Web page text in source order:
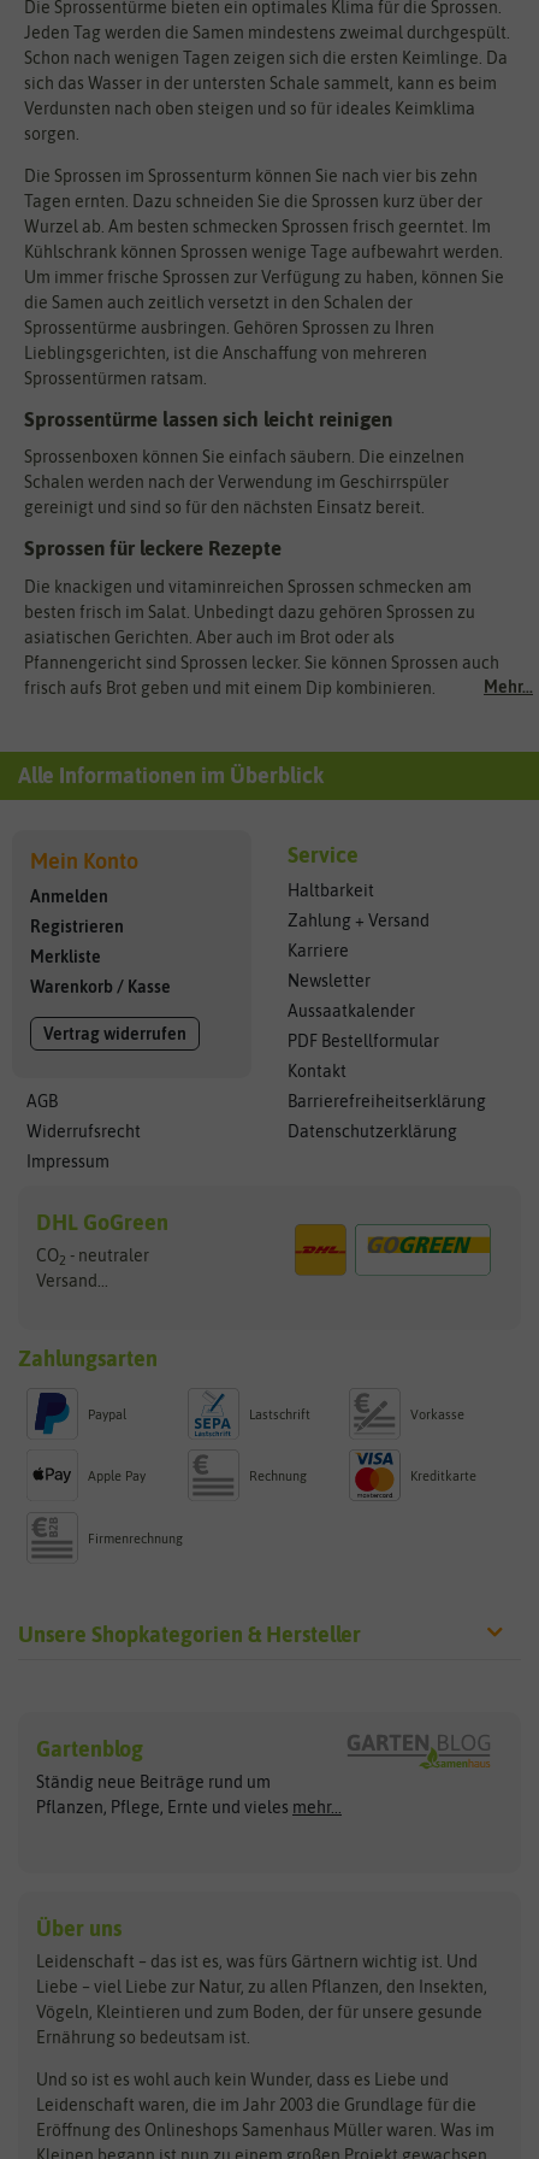
Mehr...
Die Sprossentürme bieten ein optimales Klima für die Sprossen.
Jeden Tag werden die Samen mindestens zweimal durchgespült.
Schon nach wenigen Tagen zeigen sich die ersten Keimlinge. Da
sich das Wasser in der untersten Schale sammelt, kann es beim
Verdunsten nach oben steigen und so für ideales Keimklima
sorgen.
Die Sprossen im Sprossenturm können Sie nach vier bis zehn
Tagen ernten. Dazu schneiden Sie die Sprossen kurz über der
Wurzel ab. Am besten schmecken Sprossen frisch geerntet. Im
Kühlschrank können Sprossen wenige Tage aufbewahrt werden.
Um immer frische Sprossen zur Verfügung zu haben, können Sie
die Samen auch zeitlich versetzt in den Schalen der
Sprossentürme ausbringen. Gehören Sprossen zu Ihren
Lieblingsgerichten, ist die Anschaffung von mehreren
Sprossentürmen ratsam.
Sprossentürme lassen sich leicht reinigen
Sprossenboxen können Sie einfach säubern. Die einzelnen
Schalen werden nach der Verwendung im Geschirrspüler
gereinigt und sind so für den nächsten Einsatz bereit.
Sprossen für leckere Rezepte
Die knackigen und vitaminreichen Sprossen schmecken am
besten frisch im Salat. Unbedingt dazu gehören Sprossen zu
asiatischen Gerichten. Aber auch im Brot oder als
Pfannengericht sind Sprossen lecker. Sie können Sprossen auch
frisch aufs Brot geben und mit einem Dip kombinieren.
Alle Informationen im Überblick
Mein Konto
Anmelden
Registrieren
Merkliste
Warenkorb / Kasse
Vertrag widerrufen
AGB
Widerrufsrecht
Impressum
Service
Haltbarkeit
Zahlung + Versand
Karriere
Newsletter
Aussaatkalender
PDF Bestellformular
Kontakt
Barrierefreiheitserklärung
Datenschutzerklärung
DHL GoGreen
CO2 - neutraler
Versand...
Zahlungsarten
Paypal Lastschrift Vorkasse
Apple Pay Rechnung Kreditkarte
Firmenrechnung
Unsere Shopkategorien & Hersteller
Exotische Samen
Gemüsesamen
Gründünger
Kräutersamen
Obstsamen
Pilzbrut
Rasensamen
Steckzwiebeln
Zimmer & Kübelpflanzen
Kataloge
Schnäppchen
Arche Noah
ASB Greenworld
Benary
Bingenheimer Saatgut
Bionana
BIOWOL
Blumicorn
Clever Pots
COMPO
Dürr-Samen
Feldsaaten Freudenberger
Fertil
Gartenblog
Ständig neue Beiträge rund um
Pflanzen, Pflege, Ernte und vieles mehr...
Über uns
Leidenschaft – das ist es, was fürs Gärtnern wichtig ist. Und
Liebe – viel Liebe zur Natur, zu allen Pflanzen, den Insekten,
Vögeln, Kleintieren und zum Boden, der für unsere gesunde
Ernährung so bedeutsam ist.
Und so ist es wohl auch kein Wunder, dass es Liebe und
Leidenschaft waren, die im Jahr 2003 die Grundlage für die
Eröffnung des Onlineshops Samenhaus Müller waren. Was im
Kleinen begann ist nun zu einem großen Projekt gewachsen,